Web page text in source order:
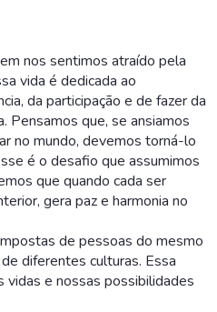
nos sentimos atraído pela
vida é dedicada ao
da participação e de fazer da
Pensamos que, se ansiamos
no mundo, devemos torná-lo
é o desafio que assumimos
que quando cada ser
gera paz e harmonia no
de pessoas do mesmo
diferentes culturas. Essa
vidas e nossas possibilidades